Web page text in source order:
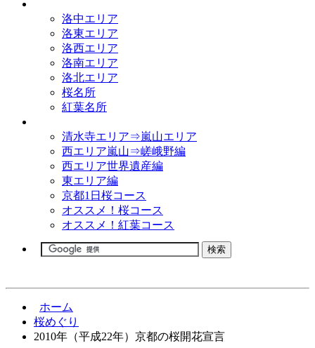
洛中エリア
洛東エリア
洛西エリア
洛南エリア
洛北エリア
桜名所
紅葉名所
清水寺エリア⇒嵐山エリア
西エリア嵐山⇒嵯峨野編
西エリア世界遺産編
東エリア編
京都1日桜コース
オススメ！桜コース
オススメ！紅葉コース
ホーム
桜めぐり
2010年（平成22年）京都の桜開花宣言